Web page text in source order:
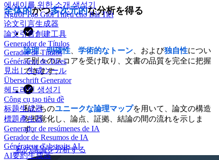
에세이를 위한 소개 생성기
Người Tạo Giới Thiệu cho Bài Tiết
论文引言生成器
論文引言創建工具
Generador de Títulos
Gerador de Títulos
Générateur de Titres
見出し生成ツール
Überschrift Generator
헤드라인 생성기
Công cụ tạo tiêu đề
标题生成器
標題產生器
Generador de resúmenes de IA
Gerador de Resumos de IA
Générateur d'abstraits AI
AI要約生成器
全体的かつ多次元的な分析を得る
論理 、明確性 学術的なトーン 、および独自性につい
て別々のスコアを受け取り、文書の品質を完全に把握
できます。
私たちのユニークな論理マップを用いて、論文の構造
を視覚化し、論点、証拠、結論の間の流れを示しま
す。
私の議論を分析する